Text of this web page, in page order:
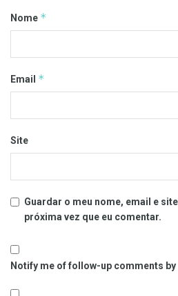
Nome *
Email *
Site
Guardar o meu nome, email e
próxima vez que eu comentar.
Notify me of follow-up comments by